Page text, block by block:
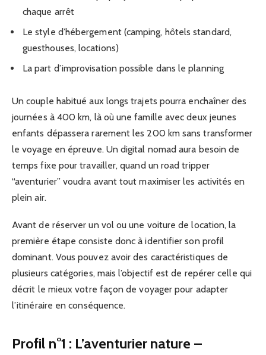
chaque arrêt
Le style d’hébergement (camping, hôtels standard,
guesthouses, locations)
La part d’improvisation possible dans le planning
Un couple habitué aux longs trajets pourra enchaîner des
journées à 400 km, là où une famille avec deux jeunes
enfants dépassera rarement les 200 km sans transformer
le voyage en épreuve. Un digital nomad aura besoin de
temps fixe pour travailler, quand un road tripper
“aventurier” voudra avant tout maximiser les activités en
plein air.
Avant de réserver un vol ou une voiture de location, la
première étape consiste donc à identifier son profil
dominant. Vous pouvez avoir des caractéristiques de
plusieurs catégories, mais l’objectif est de repérer celle qui
décrit le mieux votre façon de voyager pour adapter
l’itinéraire en conséquence.
Profil n°1 : L’aventurier nature –